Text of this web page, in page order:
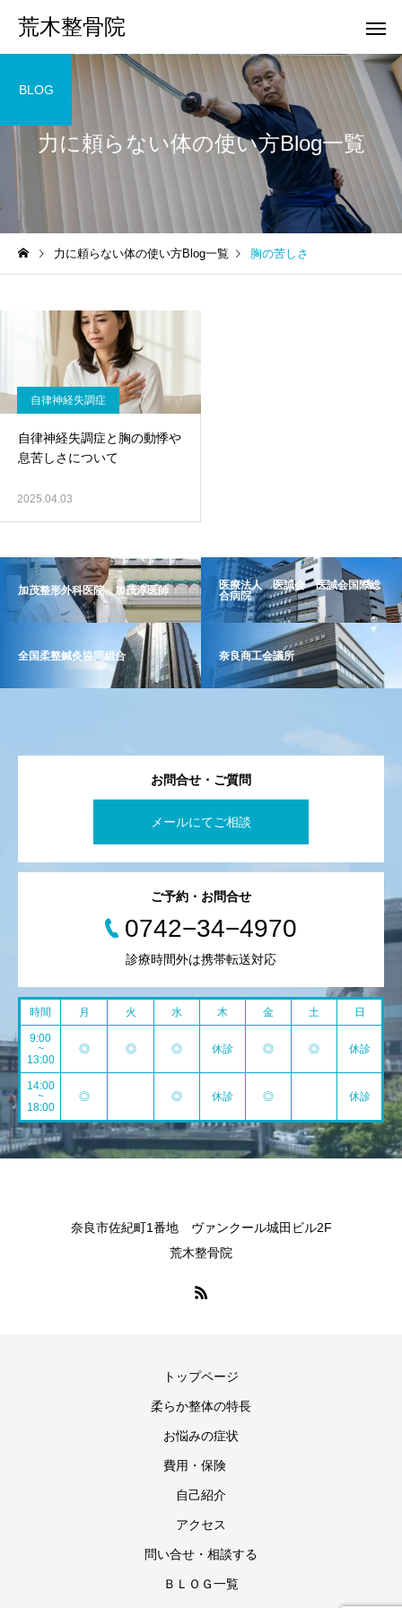
荒木整骨院
力に頼らない体の使い方Blog一覧
BLOG
力に頼らない体の使い方Blog一覧 胸の苦しさ
自律神経失調症
自律神経失調症と胸の動悸や
息苦しさについて
2025.04.03
加茂整形外科医院 加茂淳医師
医療法人 医誠会 医誠会国際総
合病院
全国柔整鍼灸協同組合 奈良商工会議所
お問合せ・ご質問
メールにてご相談
ご予約・お問合せ
0742−34−4970
診療時間外は携帯転送対応
時間 月 火 水 木 金 土 日
9:00
~
13:00
◎ ◎ ◎ 休診 ◎ ◎ 休診
14:00
~
18:00
◎ ◎ 休診 ◎ 休診
奈良市佐紀町1番地 ヴァンクール城田ビル2F
荒木整骨院
トップページ
柔らか整体の特長
お悩みの症状
費用・保険
自己紹介
アクセス
問い合せ・相談する
ＢＬＯＧ一覧